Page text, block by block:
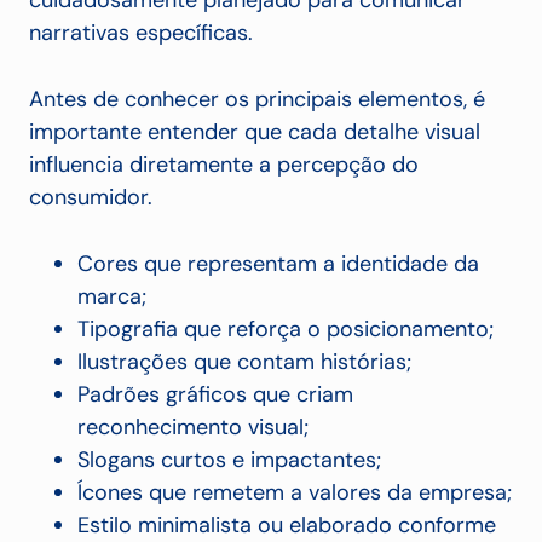
narrativas específicas.
Antes de conhecer os principais elementos, é
importante entender que cada detalhe visual
influencia diretamente a percepção do
consumidor.
Cores que representam a identidade da
marca;
Tipografia que reforça o posicionamento;
Ilustrações que contam histórias;
Padrões gráficos que criam
reconhecimento visual;
Slogans curtos e impactantes;
Ícones que remetem a valores da empresa;
Estilo minimalista ou elaborado conforme